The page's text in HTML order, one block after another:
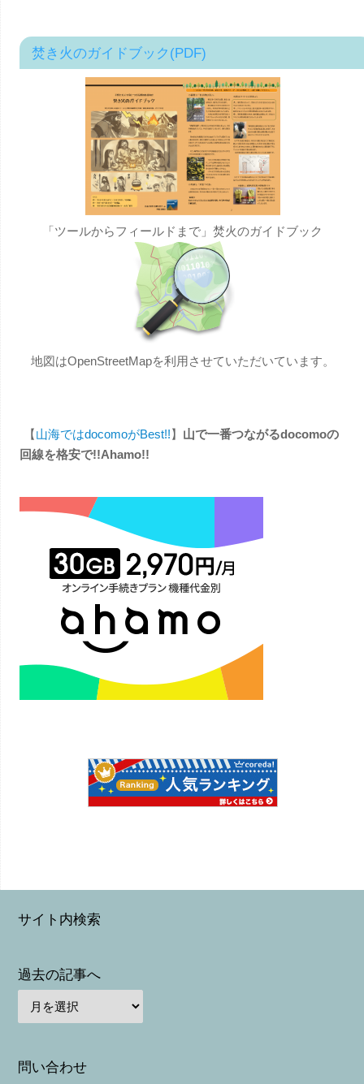
焚き火のガイドブック(PDF)
「ツールからフィールドまで」焚火のガイドブック
地図はOpenStreetMapを利用させていただいています。
【山海ではdocomoがBest!!】 山で一番つながるdocomoの
回線を格安で!!Ahamo!!
サイト内検索
過去の記事へ
問い合わせ